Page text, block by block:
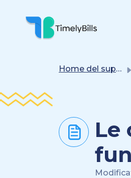
Salta Al Contenuto Principale
Home del supporto
Le